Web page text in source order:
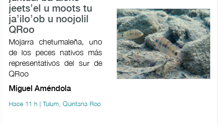
jeets’el u moots tu
ja’ilo’ob u noojolil
QRoo
Mojarra chetumaleña, uno
de los peces nativos más
representativos del sur de
QRoo
Miguel Améndola
Hace 11 h | Tulum, Quintana Roo